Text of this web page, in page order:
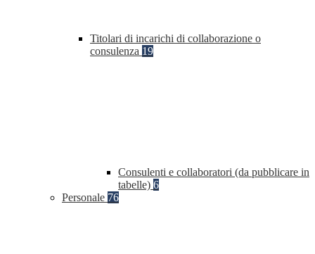
Titolari di incarichi di collaborazione o
consulenza 19
Consulenti e collaboratori (da pubblicare in
tabelle) 6
Personale 76